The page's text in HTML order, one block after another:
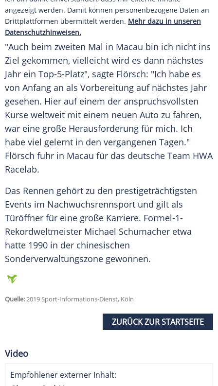
angezeigt werden. Damit können personenbezogene Daten an
Drittplattformen übermittelt werden. Mehr dazu in unseren
Datenschutzhinweisen.
"Auch beim zweiten Mal in Macau bin ich nicht ins
Ziel gekommen, vielleicht wird es dann nächstes
Jahr ein Top-5-Platz", sagte Flörsch: "Ich habe es
von Anfang an als Vorbereitung auf nächstes Jahr
gesehen. Hier auf einem der anspruchsvollsten
Kurse weltweit mit einem neuen Auto zu fahren,
war eine große Herausforderung für mich. Ich
habe viel gelernt in den vergangenen Tagen."
Flörsch fuhr in Macau für das deutsche Team HWA
Racelab.
Das Rennen gehört zu den prestigeträchtigsten
Events im Nachwuchsrennsport und gilt als
Türöffner für eine große Karriere. Formel-1-
Rekordweltmeister Michael Schumacher etwa
hatte 1990 in der chinesischen
Sonderverwaltungszone gewonnen.
Quelle:2019 Sport-Informations-Dienst, Köln
ZURÜCK ZUR STARTSEITE
Video
Empfohlener externer Inhalt: